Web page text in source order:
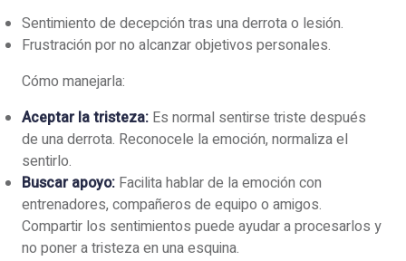
Sentimiento de decepción tras una derrota o lesión.
Frustración por no alcanzar objetivos personales.
Cómo manejarla:
Aceptar la tristeza: Es normal sentirse triste después
de una derrota. Reconocele la emoción, normaliza el
sentirlo.
Buscar apoyo: Facilita hablar de la emoción con
entrenadores, compañeros de equipo o amigos.
Compartir los sentimientos puede ayudar a procesarlos y
no poner a tristeza en una esquina.